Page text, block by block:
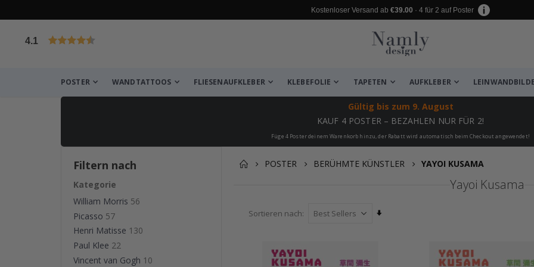
Kostenloser Versand ab €39.00 · 4 für 2 auf Poster
4.1
POSTER WANDTATTOOS FLIESENAUFKLEBER KLEBEFOLIE TAPETEN AUFKLEBER
Gültig bis zum 9. August
KAUF 4 POSTER – BEZAHLEN NUR FÜR 2!
Füge 4 Poster deinem Warenkorb hinzu, der Rabatt wird automatisch beim Checkout angewendet!
POSTER BERÜHMTE KÜNSTLER YAYOI KUSAMA
Yayoi Kusama
Sortieren nach
Filtern nach
Kategorie
William Morris 56
Picasso 57
Henri Matisse 130
Paul Klee 22
Vincent van Gogh 10